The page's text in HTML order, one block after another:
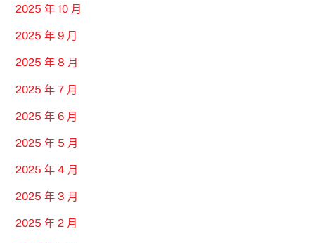
2025 年 10 月
2025 年 9 月
2025 年 8 月
2025 年 7 月
2025 年 6 月
2025 年 5 月
2025 年 4 月
2025 年 3 月
2025 年 2 月